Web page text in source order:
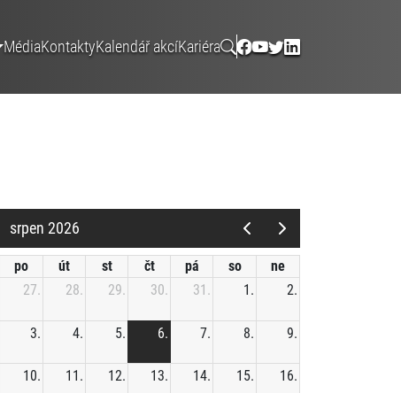
MédiaKontaktyKalendář akcíKariéra
srpen 2026
po út st čt pá so
ne
27.
28. 29. 30. 31. 1. 2.
3. 4. 5. 6. 7. 8. 9.
10. 11. 12. 13. 14. 15. 16.